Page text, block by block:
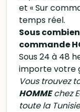
et « Sur
temps réel.
Sous
commande
Sous 24 à 48
importe votre
Vous trouvez
HOMMEchez
toute la